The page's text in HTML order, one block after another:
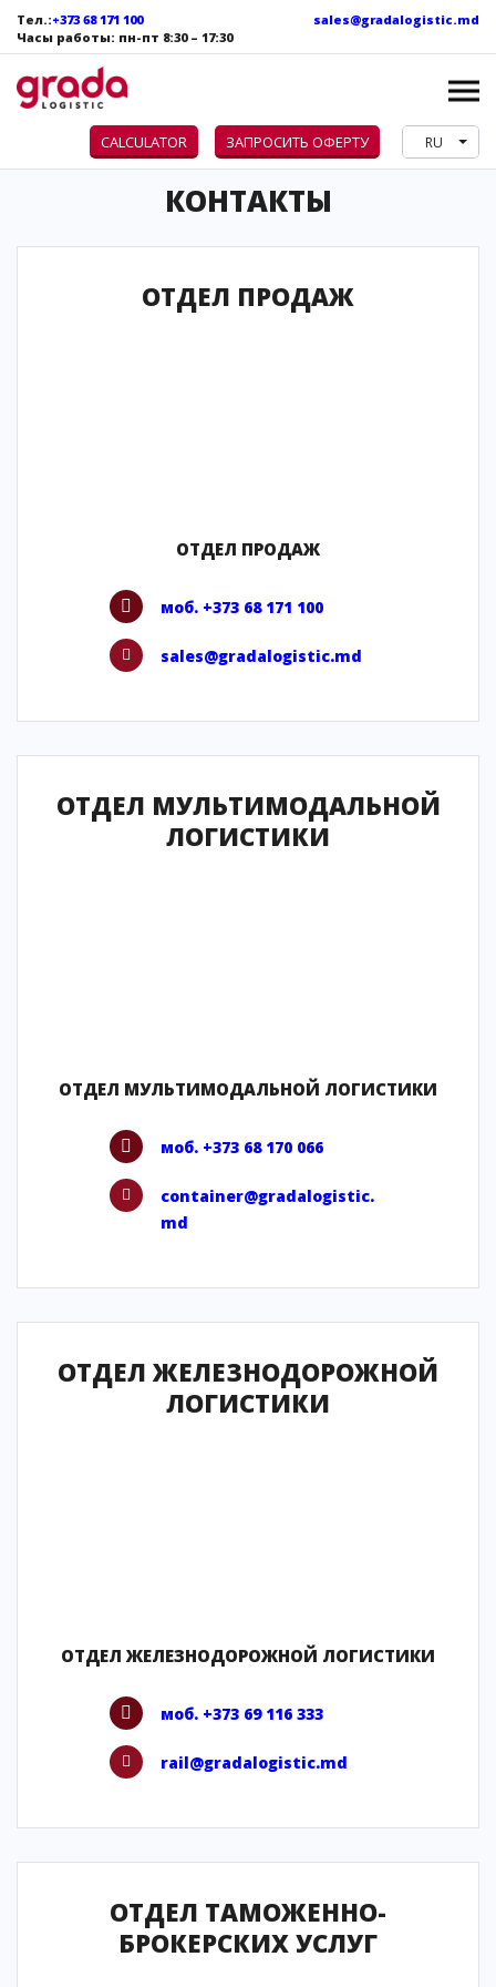
Тел.:+373 68 171 100
Часы работы: пн-пт 8:30 – 17:30
sales@gradalogistic.md
CALCULATOR ЗАПРОСИТЬ ОФЕРТУ RU
КОНТАКТЫ
ОТДЕЛ ПРОДАЖ
ОТДЕЛ ПРОДАЖ
моб. +373 68 171 100
sales@gradalogistic.md
ОТДЕЛ МУЛЬТИМОДАЛЬНОЙ
ЛОГИСТИКИ
ОТДЕЛ МУЛЬТИМОДАЛЬНОЙ ЛОГИСТИКИ
моб. +373 68 170 066
container@gradalogistic.
md
ОТДЕЛ ЖЕЛЕЗНОДОРОЖНОЙ
ЛОГИСТИКИ
ОТДЕЛ ЖЕЛЕЗНОДОРОЖНОЙ ЛОГИСТИКИ
моб. +373 69 116 333
rail@gradalogistic.md
ОТДЕЛ ТАМОЖЕННО-
БРОКЕРСКИХ УСЛУГ